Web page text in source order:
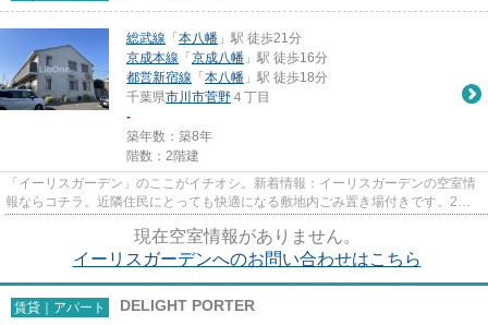
総武線 「 本八幡 」駅 徒歩21分
京成本線 「 京成八幡 」駅 徒歩16分
都営新宿線 「 本八幡 」駅 徒歩18分
千葉県市川市菅野 ４丁目
-
築年数：築8年
階数：2階建
「イーリスガーデン」のここがイチオシ。新着情報：イーリスガーデンの空室情
報ならコチラ。近隣住民にとっても快適になる敷地内ごみ置き場付きです。2駅
現在空室情報がありません。
イーリスガーデンへのお問い合わせはこちら
賃貸｜アパート DELIGHT PORTER